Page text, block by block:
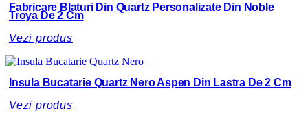
Fabricare Blaturi Din Quartz Personalizate Din Noble
Troya De 2 Cm
Vezi produs
Insula Bucatarie Quartz Nero Aspen Din Lastra De 2 Cm
Vezi produs